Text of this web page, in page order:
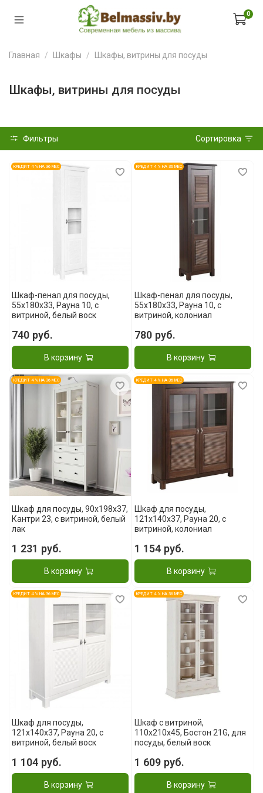
0
Главная Шкафы Шкафы, витрины для посуды
Шкафы, витрины для посуды
Фильтры Сортировка
КРЕДИТ 4 % НА 36 МЕС
Шкаф-пенал для посуды,
55x180x33, Рауна 10, с
витриной, белый воск
740 руб.
В корзину
КРЕДИТ 4 % НА 36 МЕС
Шкаф-пенал для посуды,
55x180x33, Рауна 10, с
витриной, колониал
780 руб.
В корзину
КРЕДИТ 4 % НА 36 МЕС
Шкаф для посуды, 90х198х37,
Кантри 23, с витриной, белый
лак
1 231 руб.
В корзину
КРЕДИТ 4 % НА 36 МЕС
Шкаф для посуды,
121x140x37, Рауна 20, с
витриной, колониал
1 154 руб.
В корзину
КРЕДИТ 4 % НА 36 МЕС
Шкаф для посуды,
121x140x37, Рауна 20, с
витриной, белый воск
1 104 руб.
В корзину
КРЕДИТ 4 % НА 36 МЕС
Шкаф с витриной,
110x210x45, Бостон 21G, для
посуды, белый воск
1 609 руб.
В корзину